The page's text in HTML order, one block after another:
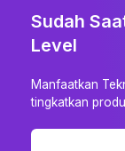
Sudah
Level
Manfaatkan
tingkatkan